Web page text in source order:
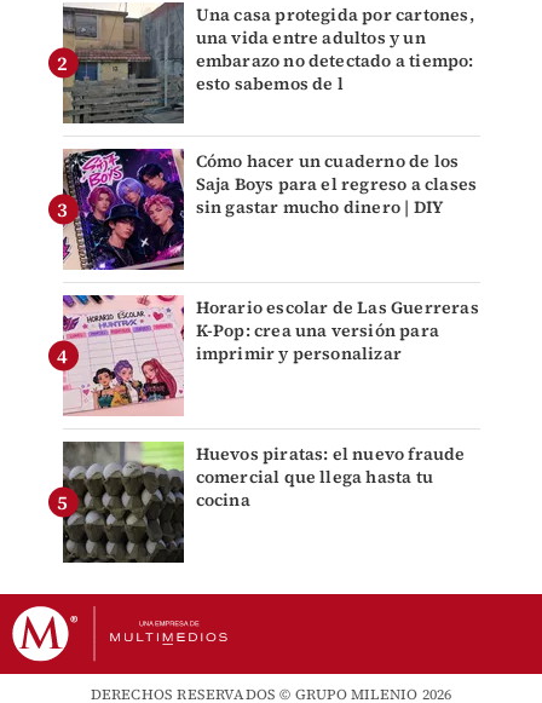
Una casa protegida por cartones,
una vida entre adultos y un
embarazo no detectado a tiempo:
esto sabemos de l
Cómo hacer un cuaderno de los
Saja Boys para el regreso a clases
sin gastar mucho dinero | DIY
Horario escolar de Las Guerreras
K-Pop: crea una versión para
imprimir y personalizar
Huevos piratas: el nuevo fraude
comercial que llega hasta tu
cocina
DERECHOS RESERVADOS © GRUPO MILENIO 2026